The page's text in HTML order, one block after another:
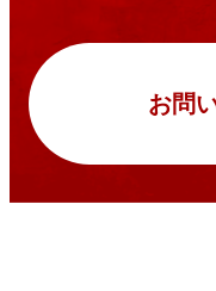
お問